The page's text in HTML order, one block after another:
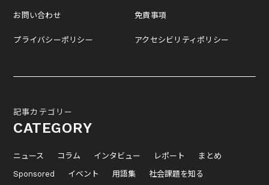
お問い合わせ
プライバシーポリシー
免責事項
アクセシビリティポリシー
記事カテゴリー
CATEGORY
ニュース コラム インタビュー レポート
まとめ
Sponsored
イベント 用語集 社会課題を知る